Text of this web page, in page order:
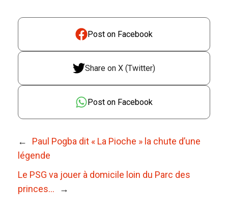
Post on Facebook
Share on X (Twitter)
Post on Facebook
←
Paul Pogba dit « La Pioche » la chute d’une
légende
Le PSG va jouer à domicile loin du Parc des
princes…
→